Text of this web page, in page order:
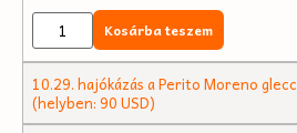
Kosárba teszem
10.29. hajókázás a Perito Moreno
(helyben: 90 USD)